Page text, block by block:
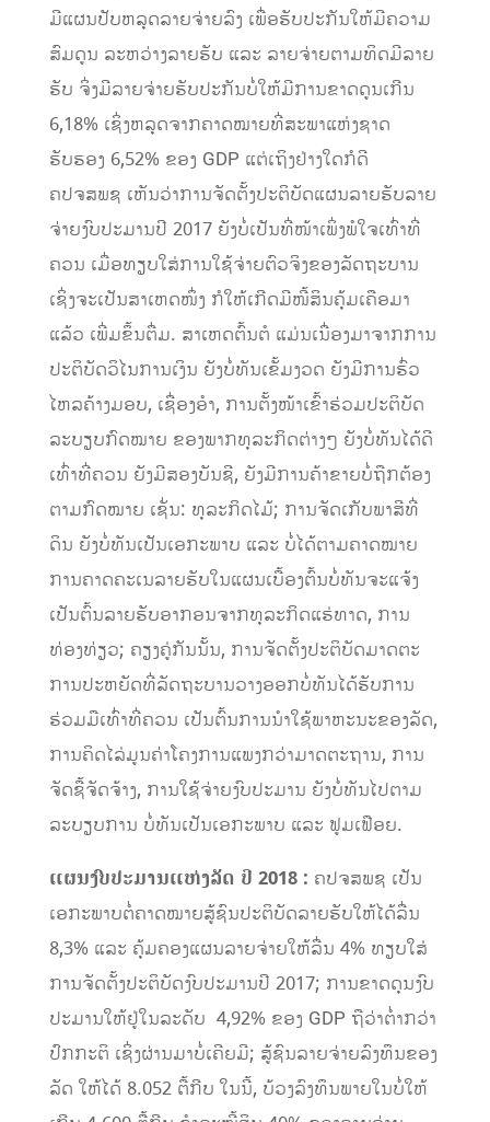
ມີ​​ແຜນ​ປັບ​ຫລຸດ​ລາຍ​ຈ່າຍ​ລົງ ​ເພື່ອ​ຮັບປະກັນ​ໃຫ້​ມີ​ຄວາມ​
ສົມ​ດູ​ນ ລະຫວ່າງ​ລາຍ​ຮັບ ​ແລະ ລາຍ​ຈ່າຍຕາມ​ທິດ​ມີ​ລາຍ​
ຮັບ ​ຈິ່ງ​ມີ​ລາຍ​ຈ່າຍ​ຮັບປະກັນ​ບໍ່​ໃຫ້​ມີ​ການ​ຂາດດູນ​ເກີນ
6,18% ​ເຊິ່ງ​ຫລຸດ​ຈາກ​ຄາດໝາຍ​ທີ່​ສະພາ​ແຫ່ງ​ຊາດ​
ຮັບຮອງ 6,52% ຂອງ GDP ​ແຕ່​ເຖິງ​ຢ່າງ​ໃດ​ກໍດີ
ຄປຈສພຊ ​ເຫັນ​ວ່າການຈັດຕັ້ງ​ປະຕິບັດ​ແຜນ​ລາຍ​ຮັບລາຍ​
ຈ່າຍ​​ງົບປະມານປີ 2017 ຍັງ​ບໍ່​ເປັນ​ທີ່​ໜ້າ​ເພິ່ງ​ພໍ​ໃຈ​ເທົ່າ​ທີ່​
ຄວນ ​​ເມື່ອ​ທຽບ​ໃສ່ການ​ໃຊ້​ຈ່າຍຕົວ​ຈິງຂອງ​ລັດຖະບານ ​
ເຊິ່ງ​ຈະ​ເປັນສາ​ເຫດ​ໜຶ່ງ ກໍ​ໃຫ້​ເກີດ​ມີ​ໜີ້​ສິນຄຸ້ມ​ເຄືອ​ມາ​
ແລ້ວ ​​ເພີ່ມຂຶ້ນຕື່ມ. ສາ​ເຫດ​ຕົ້ນຕໍ​ ແມ່ນ​ເນື່ອງ​ມາ​ຈາກ​ການ​
ປະຕິບັດ​ວິ​ໄນ​ການ​ເງິນ ​ຍັງ​ບໍ່​ທັນ​ເຂັ້ມ​ງວດ ຍັງ​ມີ​ການ​ຮົ່ວ​
ໄຫລຄ້າງ​ມອບ, ​ເຊື່ອງອຳ, ການ​ຕັ້ງໜ້າ​ເຂົ້າຮ່ວມ​​​ປະຕິບັດ​
ລະບຽບ​ກົດໝາຍ ຂອງ​ພາກ​ທຸລະ​ກິດ​ຕ່າງໆ ຍັງ​ບໍ່​ທັນ​ໄດ້​ດີ
ເທົ່າ​ທີ່​ຄວນ ຍັງ​ມີ​ສອງ​ບັນຊີ, ຍັງ​ມີ​ການ​ຄ້າ​ຂາຍບໍ່​ຖືກຕ້ອງ​
ຕາມ​ກົດໝາຍ ​ເຊັ່ນ: ທຸລະ​ກິດ​ໄມ້; ການຈັດ​ເກັບ​ພາສີ​ທີ່​
ດິນ ຍັງ​ບໍ່​​ທັນ​​ເປັນ​ເອກະ​ພາບ ​ແລະ ບໍ່​ໄດ້​ຕາມ​ຄາດໝາຍ
ການ​ຄາດ​ຄະ​ເນ​ລາຍ​ຮັບ​ໃນ​ແຜນ​ເບື້ອງ​ຕົ້ນບໍ່​ທັນ​ຈະ​ແຈ້ງ ​
ເປັນ​ຕົ້ນລາຍ​ຮັບ​ອາກອນຈາກ​ທຸລະ​ກິດ​ແຮ່​ທາດ, ການ
ທ່ອງທ່ຽວ; ຄຽງ​ຄູ່​ກັນ​ນັ້ນ, ການຈັດ​ຕັ້ງ​ປະຕິບັດ​ມາດ​ຕະ
ການ​ປະ​ຫຍັດ​ທີ່​ລັດຖະບານວາງ​ອອກບໍ່​ທັນ​ໄດ້​ຮັບ​ການ​
ຮ່ວມ​ມື​ເທົ່າ​ທີ່​ຄວນ ​ເປັນ​ຕົ້ນການ​ນຳ​ໃຊ້​ພາຫະນະ​ຂອງ​ລັດ,
ການ​ຄິດ​ໄລ່ມູນ​ຄ່າ​ໂຄງການແພງ​ກວ່າ​ມາດຕະຖານ, ການ
ຈັດ​ຊື້​ຈັດ​ຈ້າງ, ການ​ໃຊ້​ຈ່າຍ​ງົບປະມານ ຍັງ​ບໍ່​ທັນ​ໄປ​ຕາມ​
ລະບຽບ​ການ ບໍ່​ທັນ​​ເປັນ​ເອກະ​ພາບ ​ແລະ ​ຟູມ​ເຟືອຍ.
ແຜນງົບປະມານແຫ່ງລັດ ປີ 2018 : ຄປຈສພຊ ​ເປັນ​
ເອກະພາບຕໍ່ຄາດໝາຍສູ້ຊົນປະຕິບັດລາຍຮັບໃຫ້ໄດ້ລື່ນ
8,3% ແລະ ຄຸ້ມຄອງແຜນລາຍຈ່າຍໃຫ້ລື່ນ 4% ທຽບໃສ່
ການຈັດຕັ້ງປະຕິບັດງົບປະມານປີ 2017; ການຂາດດຸນງົບ
ປະມານໃຫ້ຢູ່ໃນລະດັບ 4,92% ຂອງ GDP ​ຖື​ວ່າ​ຕ່ຳ​ກວ່າ​
ປົກກະຕິ ​ເຊິ່ງ​ຜ່ານ​ມາ​ບໍ່​ເຄີຍ​ມີ; ສູ້ຊົນລາຍຈ່າຍລົງທຶນຂອງ
ລັດ ໃຫ້ໄດ້ 8.052 ຕື້ກີບ ໃນນີ້, ບ້ວງລົງທຶນພາຍໃນບໍ່ໃຫ້